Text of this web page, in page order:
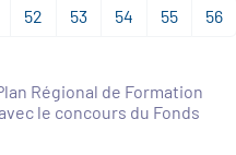
52 53 54 55 56
Régional de Formation
le concours du Fonds